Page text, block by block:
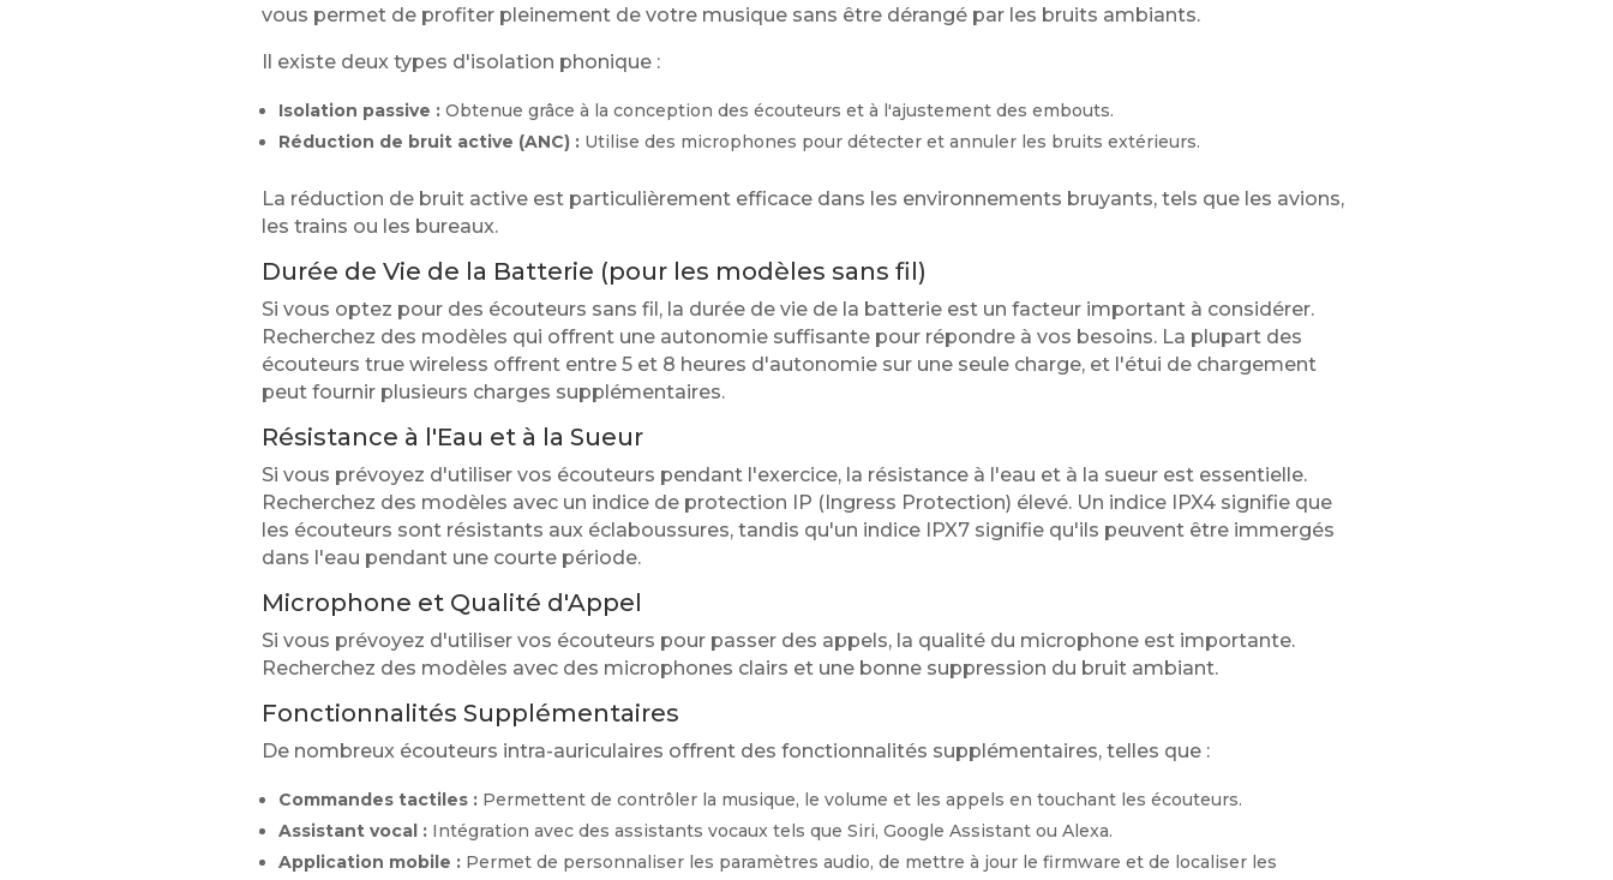
vous permet de profiter pleinement de votre musique sans être dérangé par les bruits ambiants.
Il existe deux types d'isolation phonique :
Isolation passive : Obtenue grâce à la conception des écouteurs et à l'ajustement des embouts.
Réduction de bruit active (ANC) : Utilise des microphones pour détecter et annuler les bruits extérieurs.
La réduction de bruit active est particulièrement efficace dans les environnements bruyants, tels que les avions,
les trains ou les bureaux.
Durée de Vie de la Batterie (pour les modèles sans fil)
Si vous optez pour des écouteurs sans fil, la durée de vie de la batterie est un facteur important à considérer.
Recherchez des modèles qui offrent une autonomie suffisante pour répondre à vos besoins. La plupart des
écouteurs true wireless offrent entre 5 et 8 heures d'autonomie sur une seule charge, et l'étui de chargement
peut fournir plusieurs charges supplémentaires.
Résistance à l'Eau et à la Sueur
Si vous prévoyez d'utiliser vos écouteurs pendant l'exercice, la résistance à l'eau et à la sueur est essentielle.
Recherchez des modèles avec un indice de protection IP (Ingress Protection) élevé. Un indice IPX4 signifie que
les écouteurs sont résistants aux éclaboussures, tandis qu'un indice IPX7 signifie qu'ils peuvent être immergés
dans l'eau pendant une courte période.
Microphone et Qualité d'Appel
Si vous prévoyez d'utiliser vos écouteurs pour passer des appels, la qualité du microphone est importante.
Recherchez des modèles avec des microphones clairs et une bonne suppression du bruit ambiant.
Fonctionnalités Supplémentaires
De nombreux écouteurs intra-auriculaires offrent des fonctionnalités supplémentaires, telles que :
Commandes tactiles : Permettent de contrôler la musique, le volume et les appels en touchant les écouteurs.
Assistant vocal : Intégration avec des assistants vocaux tels que Siri, Google Assistant ou Alexa.
Application mobile : Permet de personnaliser les paramètres audio, de mettre à jour le firmware et de localiser les